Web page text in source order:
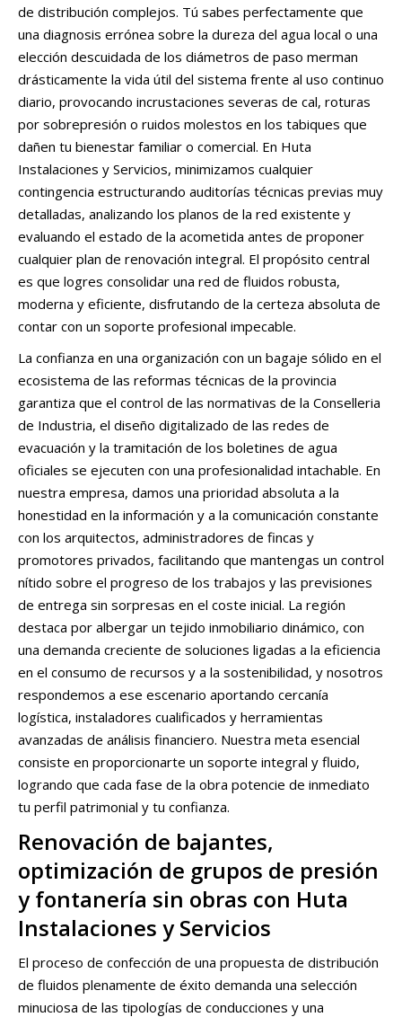
de distribución complejos. Tú sabes perfectamente que
una diagnosis errónea sobre la dureza del agua local o una
elección descuidada de los diámetros de paso merman
drásticamente la vida útil del sistema frente al uso continuo
diario, provocando incrustaciones severas de cal, roturas
por sobrepresión o ruidos molestos en los tabiques que
dañen tu bienestar familiar o comercial. En Huta
Instalaciones y Servicios, minimizamos cualquier
contingencia estructurando auditorías técnicas previas muy
detalladas, analizando los planos de la red existente y
evaluando el estado de la acometida antes de proponer
cualquier plan de renovación integral. El propósito central
es que logres consolidar una red de fluidos robusta,
moderna y eficiente, disfrutando de la certeza absoluta de
contar con un soporte profesional impecable.
La confianza en una organización con un bagaje sólido en el
ecosistema de las reformas técnicas de la provincia
garantiza que el control de las normativas de la Conselleria
de Industria, el diseño digitalizado de las redes de
evacuación y la tramitación de los boletines de agua
oficiales se ejecuten con una profesionalidad intachable. En
nuestra empresa, damos una prioridad absoluta a la
honestidad en la información y a la comunicación constante
con los arquitectos, administradores de fincas y
promotores privados, facilitando que mantengas un control
nítido sobre el progreso de los trabajos y las previsiones
de entrega sin sorpresas en el coste inicial. La región
destaca por albergar un tejido inmobiliario dinámico, con
una demanda creciente de soluciones ligadas a la eficiencia
en el consumo de recursos y a la sostenibilidad, y nosotros
respondemos a ese escenario aportando cercanía
logística, instaladores cualificados y herramientas
avanzadas de análisis financiero. Nuestra meta esencial
consiste en proporcionarte un soporte integral y fluido,
logrando que cada fase de la obra potencie de inmediato
tu perfil patrimonial y tu confianza.
Renovación de bajantes,
optimización de grupos de presión
y fontanería sin obras con Huta
Instalaciones y Servicios
El proceso de confección de una propuesta de distribución
de fluidos plenamente de éxito demanda una selección
minuciosa de las tipologías de conducciones y una